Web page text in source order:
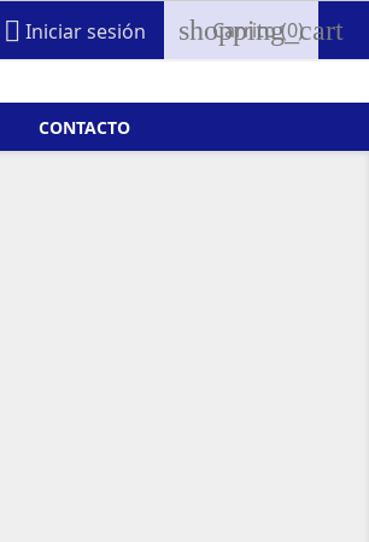
 Iniciar sesión shopping_cart
Carrito(0)
CONTACTO